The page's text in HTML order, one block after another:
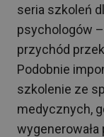
seria szkoleń
psychologów
przychód
Podobnie
szkolenie ze
medycznych,